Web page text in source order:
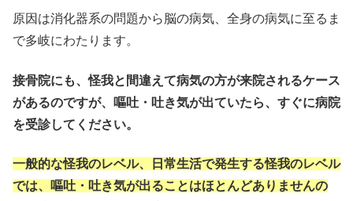
原因は消化器系の問題から脳の病気、全身の病気に至るま
で多岐にわたります。
接骨院にも、怪我と間違えて病気の方が来院されるケース
があるのですが、嘔吐・吐き気が出ていたら、すぐに病院
を受診してください。
一般的な怪我のレベル、日常生活で発生する怪我のレベル
では、嘔吐・吐き気が出ることはほとんどありませんの